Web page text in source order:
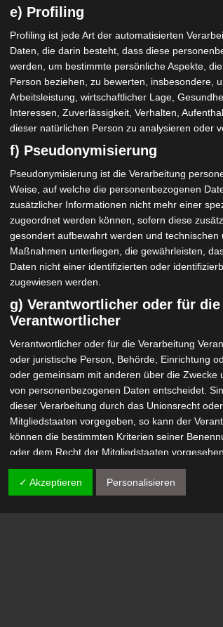
e) Profiling
Profiling ist jede Art der automatisierten
Daten, die darin besteht, dass diese
werden, um bestimmte persönliche Aspekte,
Person beziehen, zu bewerten, insbesondere,
Arbeitsleistung, wirtschaftlicher Lage,
Interessen, Zuverlässigkeit, Verhalten,
dieser natürlichen Person zu analysieren oder
f) Pseudonymisierung
Pseudonymisierung ist die Verarbeitung
Weise, auf welche die personenbezogenen
zusätzlicher Informationen nicht mehr einer
zugeordnet werden können, sofern diese
gesondert aufbewahrt werden und technischen
Maßnahmen unterliegen, die gewährleisten,
Daten nicht einer identifizierten oder
zugewiesen werden.
g) Verantwortlicher oder für die
Verantwortlicher
Verantwortlicher oder für die Verarbeitung
oder juristische Person, Behörde, Einrichtung
oder gemeinsam mit anderen über die Zwecke
von personenbezogenen Daten entscheidet.
dieser Verarbeitung durch das Unionsrecht
Mitgliedstaaten vorgegeben, so kann der
können die bestimmten Kriterien seiner
oder dem Recht der Mitgliedstaaten
Auftragsverarbeiter ist eine natürliche oder
✓ Akzeptieren Personalisieren